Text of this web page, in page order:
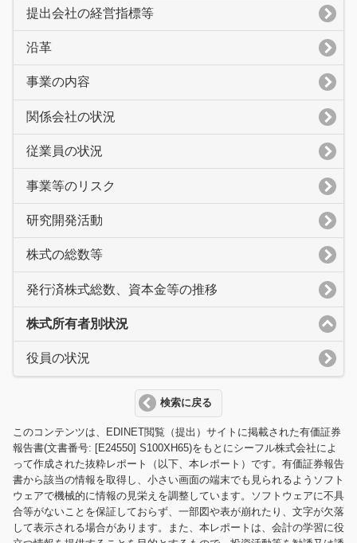
提出会社の経営指標等
沿革
事業の内容
関係会社の状況
従業員の状況
事業等のリスク
研究開発活動
株式の総数等
発行済株式総数、資本金等の推移
株式所有者別状況
役員の状況
検索に戻る
このコンテンツは、EDINET閲覧（提出）サイトに掲載された有価証券
報告書(文書番号: [E24550] S100XH65)をもとにシーフル株式会社によ
って作成された抜粋レポート（以下、本レポート）です。有価証券報告
書から該当の情報を取得し、小さい画面の端末でも見られるようソフト
ウェアで機械的に情報の見栄えを調整しています。ソフトウェアに不具
合等がないことを保証しておらず、一部図や表が崩れたり、文字が欠落
して表示される場合があります。また、本レポートは、会計の学習に役